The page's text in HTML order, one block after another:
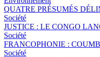
QUATRE PRÉSUMÉS
Société
JUSTICE : LE CONGO
Société
FRANCOPHONIE :
Société